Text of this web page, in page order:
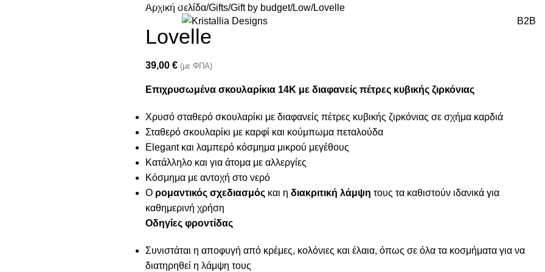
Join our newsletter and enjoy 10% Off
B2B
Αρχική σελίδα Gifts Gift by budget Low Lovelle
Lovelle
39,00 € (με ΦΠΑ)
Επιχρυσωμένα σκουλαρίκια 14K με διαφανείς πέτρες κυβικής ζιρκόνιας
Χρυσό σταθερό σκουλαρίκι με διαφανείς πέτρες κυβικής ζιρκόνιας σε σχήμα καρδιά
Σταθερό σκουλαρίκι με καρφί και κούμπωμα πεταλούδα
Elegant και λαμπερό κόσμημα μικρού μεγέθους
Κατάλληλο και για άτομα με αλλεργίες
Κόσμημα με αντοχή στο νερό
Ο ρομαντικός σχεδιασμός και η διακριτική λάμψη τους τα καθιστούν ιδανικά για
καθημερινή χρήση
Οδηγίες φροντίδας
Συνιστάται η αποφυγή από κρέμες, κολόνιες και έλαια, όπως σε όλα τα κοσμήματα για να
διατηρηθεί η λάμψη τους